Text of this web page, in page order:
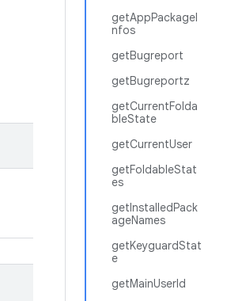
getAppPackageI
nfos
getBugreport
getBugreportz
getCurrentFolda
bleState
getCurrentUser
getFoldableStat
es
getInstalledPack
ageNames
getKeyguardStat
e
getMainUserId